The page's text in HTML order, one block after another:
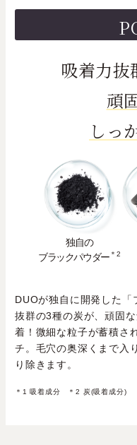
吸着力抜
頑
しっ
独自の
ブラックパウダー ＊2
DUOが独自に開発した「
抜群の3種の炭が、頑固
着！微細な粒子が蓄積さ
チ。毛穴の奥深くまで入
り除きます。
＊1 吸着成分 ＊2 炭(吸着成分)